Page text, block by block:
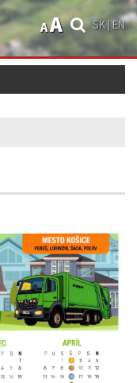
SK|EN
AA